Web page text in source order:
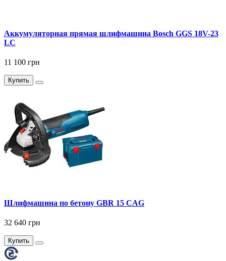
Аккумуляторная прямая шлифмашина Bosch GGS 18V-23
LC
11 100 грн
Купить
Шлифмашина по бетону GBR 15 CAG
32 640 грн
Купить